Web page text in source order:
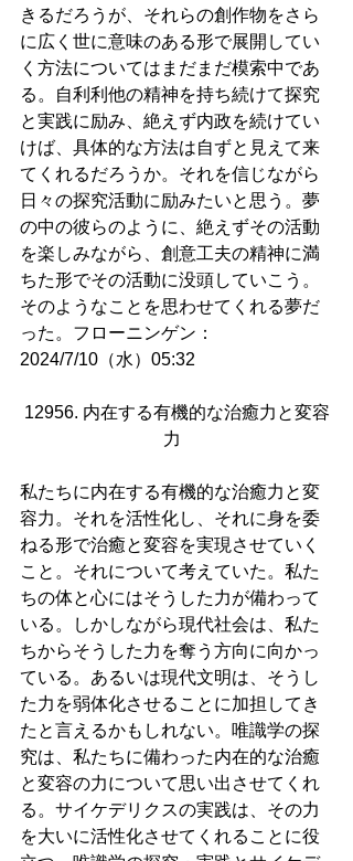
きるだろうが、それらの創作物をさら
に広く世に意味のある形で展開してい
く方法についてはまだまだ模索中であ
る。自利利他の精神を持ち続けて探究
と実践に励み、絶えず内政を続けてい
けば、具体的な方法は自ずと見えて来
てくれるだろうか。それを信じながら
日々の探究活動に励みたいと思う。夢
の中の彼らのように、絶えずその活動
を楽しみながら、創意工夫の精神に満
ちた形でその活動に没頭していこう。
そのようなことを思わせてくれる夢だ
った。フローニンゲン：
2024/7/10（水）05:32
12956. 内在する有機的な治癒力と変容
力
私たちに内在する有機的な治癒力と変
容力。それを活性化し、それに身を委
ねる形で治癒と変容を実現させていく
こと。それについて考えていた。私た
ちの体と心にはそうした力が備わって
いる。しかしながら現代社会は、私た
ちからそうした力を奪う方向に向かっ
ている。あるいは現代文明は、そうし
た力を弱体化させることに加担してき
たと言えるかもしれない。唯識学の探
究は、私たちに備わった内在的な治癒
と変容の力について思い出させてくれ
る。サイケデリクスの実践は、その力
を大いに活性化させてくれることに役